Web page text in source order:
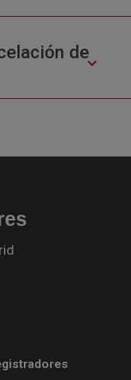
de